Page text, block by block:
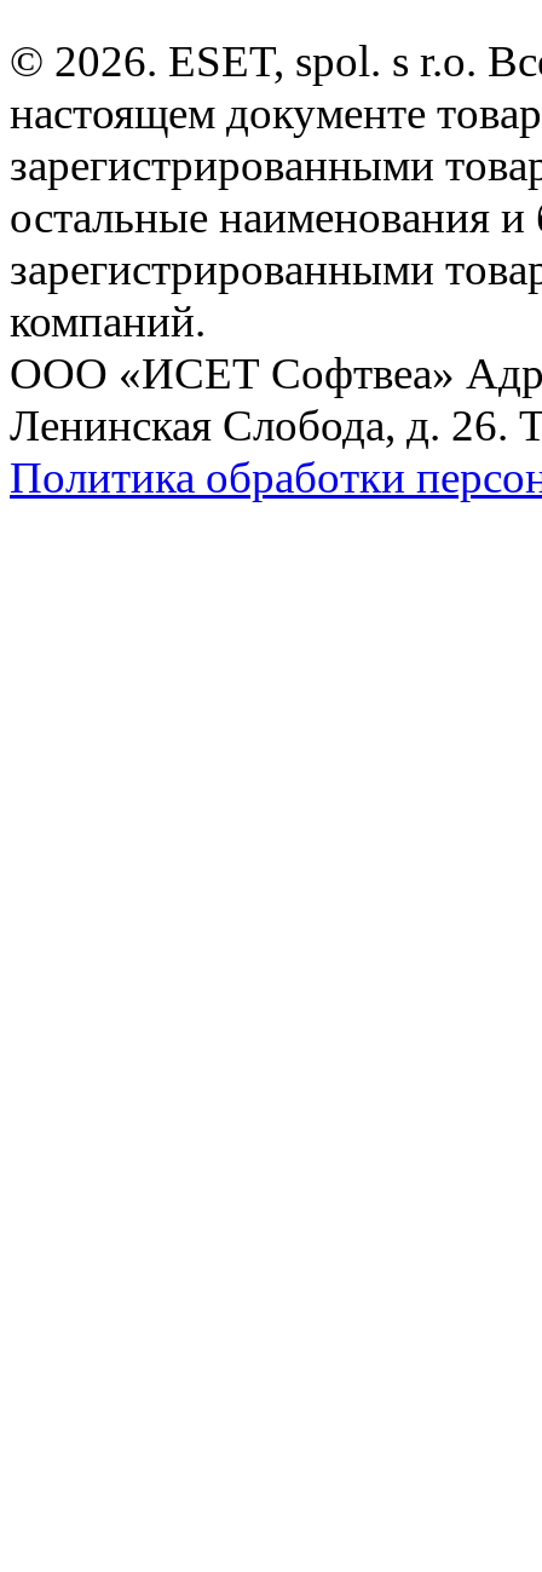
© 2026. ESET, spol. s r.o.
настоящем документе
зарегистрированными
остальные наименования
зарегистрированными
компаний.
ООО «ИСЕТ Софтвеа»
Ленинская Слобода, д. 26.
Политика обработки